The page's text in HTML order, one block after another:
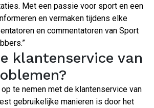
Met een passie voor sport en een
en vermaken tijdens elke
en commentatoren van Sport
klantenservice van
te nemen met de klantenservice van
gebruikelijke manieren is door het